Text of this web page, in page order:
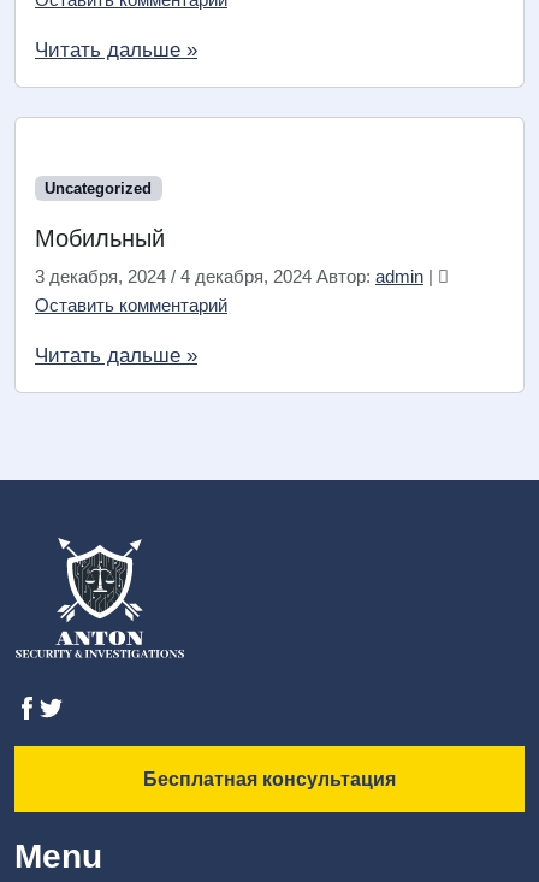
Читать дальше »
Uncategorized
Мобильный
3 декабря, 2024 / 4 декабря, 2024 Автор: admin
Оставить комментарий
Читать дальше »
Бесплатная консультация
Menu